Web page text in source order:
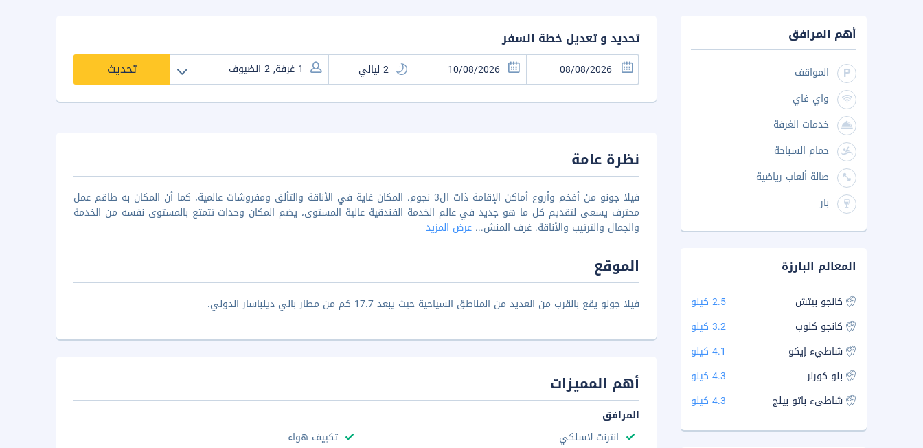
تحديد و تعديل خطة السفر
تحديث
نظرة عامة
فيلا جونو من أفخم وأروع أماكن الإقامة ذات ال3 نجوم، المكان غاية في الأناقة والتألق ومفروشات عالمية، كما أن المكان به طاقم عمل
محترف يسعى لتقديم كل ما هو جديد في عالم الخدمة الفندقية عالية المستوى، يضم المكان وحدات تتمتع بالمستوى نفسه من الخدمة
والجمال والترتيب والأناقة. غرف المنش...عرض المزيد
الموقع
فيلا جونو يقع بالقرب من العديد من المناطق السياحية حيث يبعد 17.7 كم من مطار بالي دينباسار الدولي.
أهم المميزات
المرافق
انترنت لاسلكي
تكييف هواء
أهم المرافق
المواقف
واي فاي
خدمات الغرفة
حمام السباحة
صالة ألعاب رياضية
بار
المعالم البارزة
كانجو بيتش
2.5 كيلو
كانجو كلوب
3.2 كيلو
شاطيء إيكو
4.1 كيلو
بلو كورنر
4.3 كيلو
شاطيء باتو بيلج
4.3 كيلو